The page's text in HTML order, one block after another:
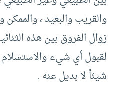
والقريب والبعيد ،
زوال الفروق بين هذه
لقبول أي شيء والاستسلام
شيئاً لا بديل عنه .